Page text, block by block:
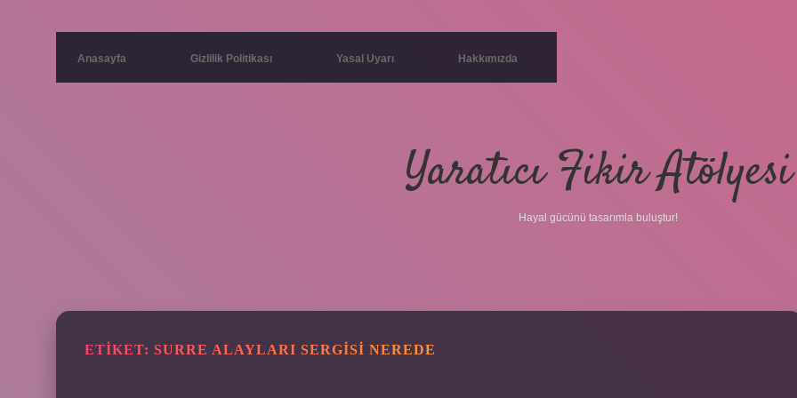
Anasayfa Gizlilik Politikası Yasal Uyarı Hakkımızda
Yaratıcı Fikir Atölyesi
Hayal gücünü tasarımla buluştur!
ETIKET: SURRE ALAYLARI SERGISI NEREDE